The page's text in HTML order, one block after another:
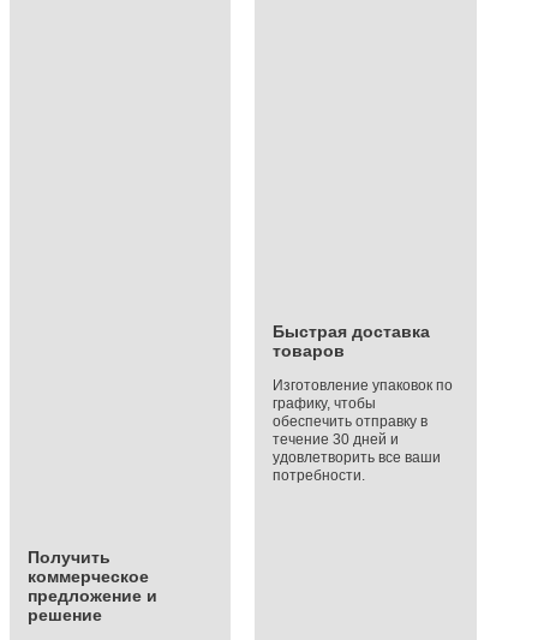
Получить
коммерческое
предложение и
решение
Быстрая доставка
товаров
Изготовление упаковок по
графику, чтобы
обеспечить отправку в
течение 30 дней и
удовлетворить все ваши
потребности.